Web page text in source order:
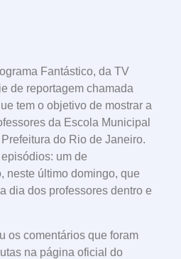
Fantástico, da TV
de reportagem chamada
tem o objetivo de mostrar a
da Escola Municipal
do Rio de Janeiro.
um de
neste último domingo, que
dia dos professores dentro e
os comentários que foram
na página oficial do